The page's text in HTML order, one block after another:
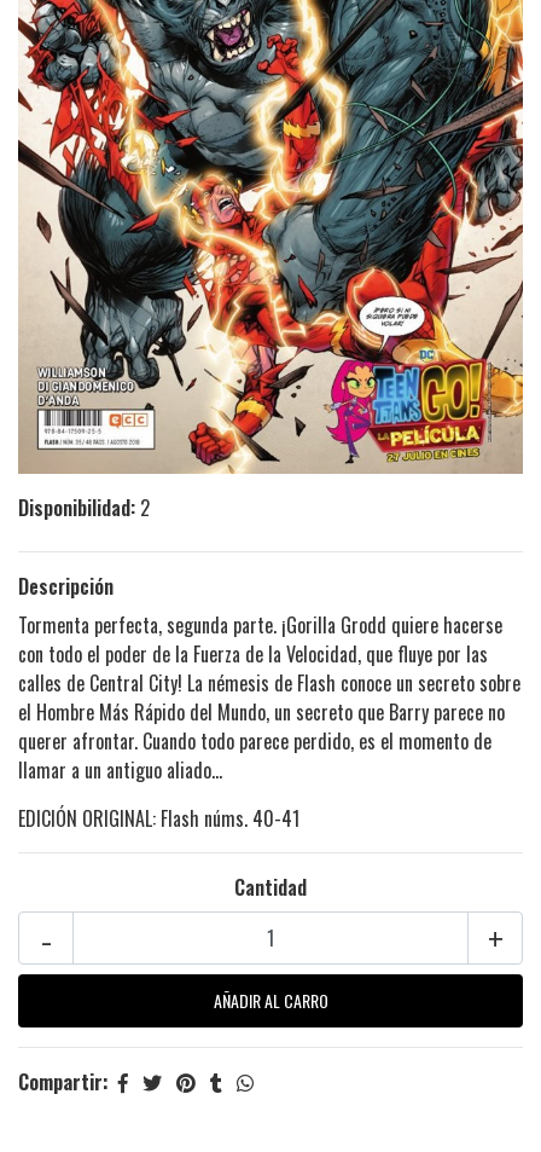
Disponibilidad: 2
Descripción
Tormenta perfecta, segunda parte. ¡Gorilla Grodd quiere hacerse
con todo el poder de la Fuerza de la Velocidad, que fluye por las
calles de Central City! La némesis de Flash conoce un secreto sobre
el Hombre Más Rápido del Mundo, un secreto que Barry parece no
querer afrontar. Cuando todo parece perdido, es el momento de
llamar a un antiguo aliado...
EDICIÓN ORIGINAL: Flash núms. 40-41
Cantidad
+
-
Compartir: